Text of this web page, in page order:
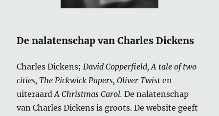
De nalatenschap van Charles Dickens
Charles Dickens;David Copperfield, A tale of two
cities, The Pickwick Papers, Oliver Twisten
uiteraardA Christmas Carol. De nalatenschap
van Charles Dickens is groots. De website geeft